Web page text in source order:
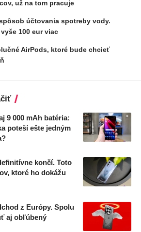
už na tom pracuje
účtovania spotreby vody.
100 eur viac
AirPods, ktoré bude chcieť
9 000 mAh batéria:
poteší ešte jedným
končí. Toto
ktoré ho dokážu
z Európy. Spolu
aj obľúbený